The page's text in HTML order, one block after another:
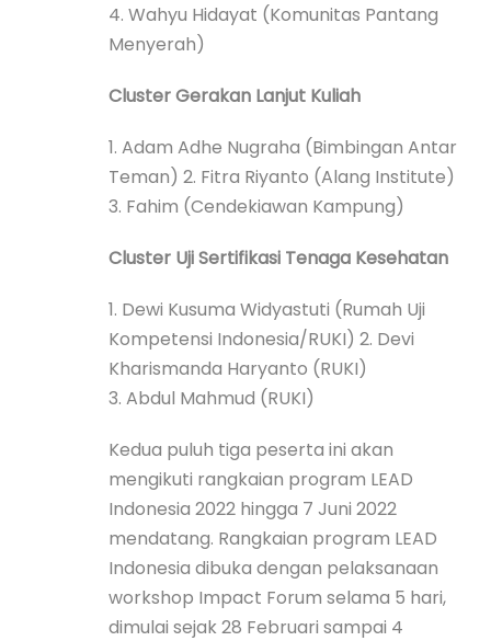
4. Wahyu Hidayat (Komunitas Pantang
Menyerah)
Cluster Gerakan Lanjut Kuliah
1. Adam Adhe Nugraha (Bimbingan Antar
Teman) 2. Fitra Riyanto (Alang Institute)
3. Fahim (Cendekiawan Kampung)
Cluster Uji Sertifikasi Tenaga Kesehatan
1. Dewi Kusuma Widyastuti (Rumah Uji
Kompetensi Indonesia/RUKI) 2. Devi
Kharismanda Haryanto (RUKI)
3. Abdul Mahmud (RUKI)
Kedua puluh tiga peserta ini akan
mengikuti rangkaian program LEAD
Indonesia 2022 hingga 7 Juni 2022
mendatang. Rangkaian program LEAD
Indonesia dibuka dengan pelaksanaan
workshop Impact Forum selama 5 hari,
dimulai sejak 28 Februari sampai 4